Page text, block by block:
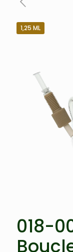
1,25 ML
018-